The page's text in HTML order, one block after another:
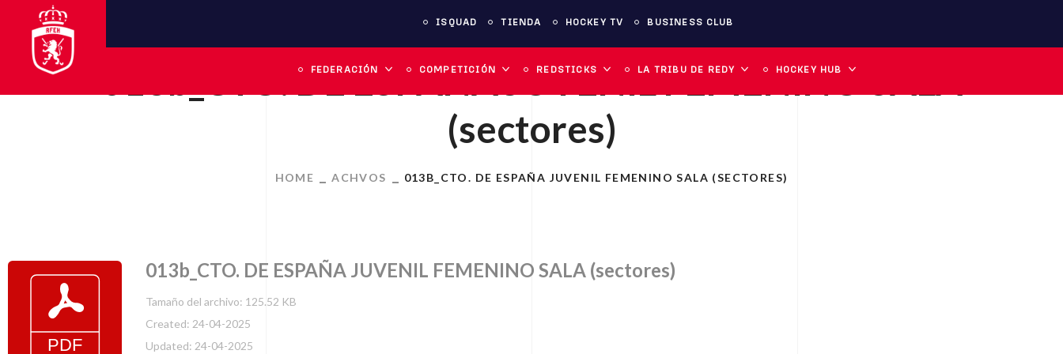
ISQUAD TIENDA HOCKEY TV BUSINESS CLUB
FEDERACIÓN COMPETICIÓN REDSTICKS LA TRIBU DE REDY HOCKEY HUB
013b_CTO. DE ESPAÑA JUVENIL FEMENINO SALA
(sectores)
HOME ACHVOS 013B_CTO. DE ESPAÑA JUVENIL FEMENINO SALA (SECTORES)
013b_CTO. DE ESPAÑA JUVENIL FEMENINO SALA (sectores)
Tamaño del archivo: 125.52 KB
Created: 24-04-2025
Updated: 24-04-2025